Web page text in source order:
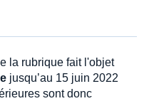
la rubrique fait l'objet
jusqu’au 15 juin 2022
sont donc